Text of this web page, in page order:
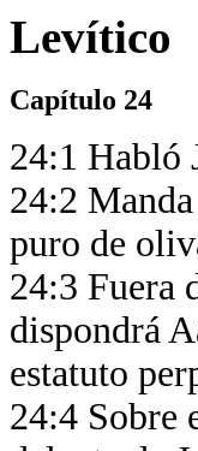
Levítico
Capítulo 24
24:1 Habló
24:2
puro de
24:3 Fuera
dispondrá
estatuto
24:4 Sobre